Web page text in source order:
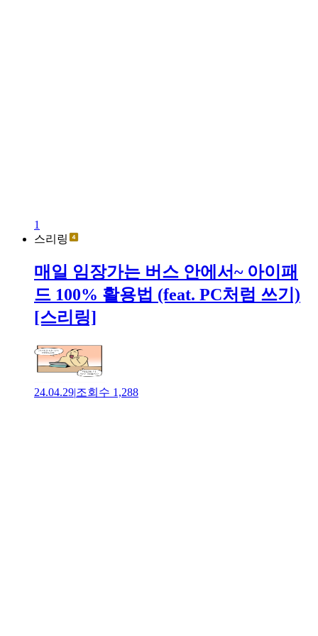
1
스리링
매일 임장가는 버스 안에서~ 아이패
드 100% 활용법 (feat. PC처럼 쓰기)
[스리링]
24.04.29|조회수 1,288